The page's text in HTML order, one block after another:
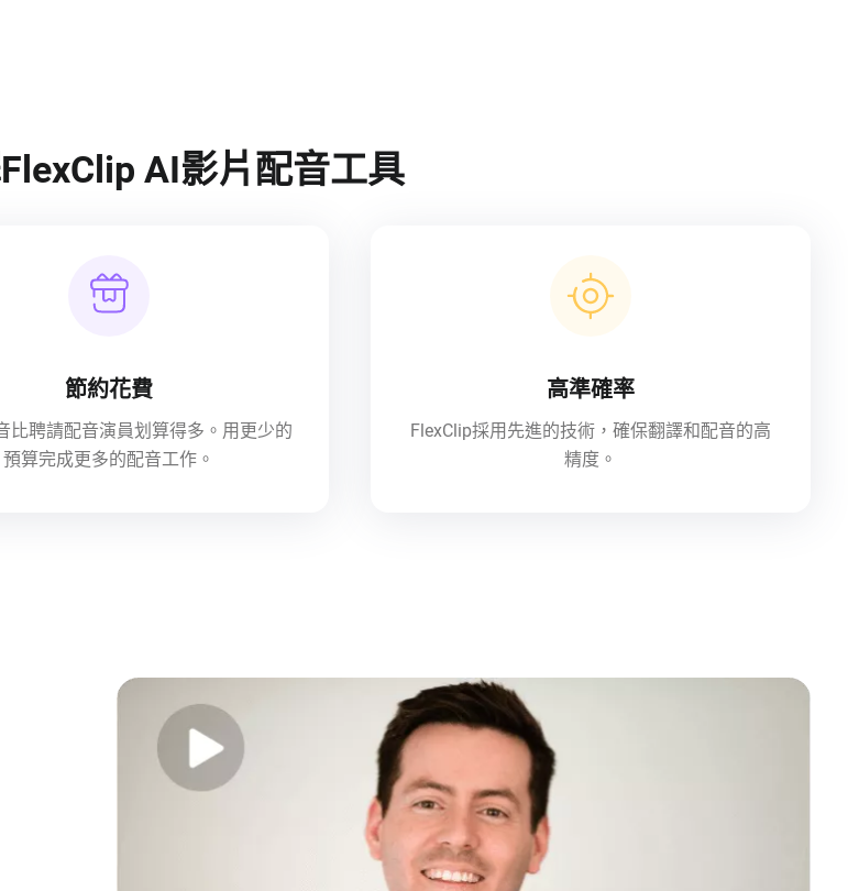
AI影片配音工具
節約花費
比聘請配音演員划算得多。用更少的
預算完成更多的配音工作。
高準確率
FlexClip採用先進的技術，確保翻譯和配音的高
精度。